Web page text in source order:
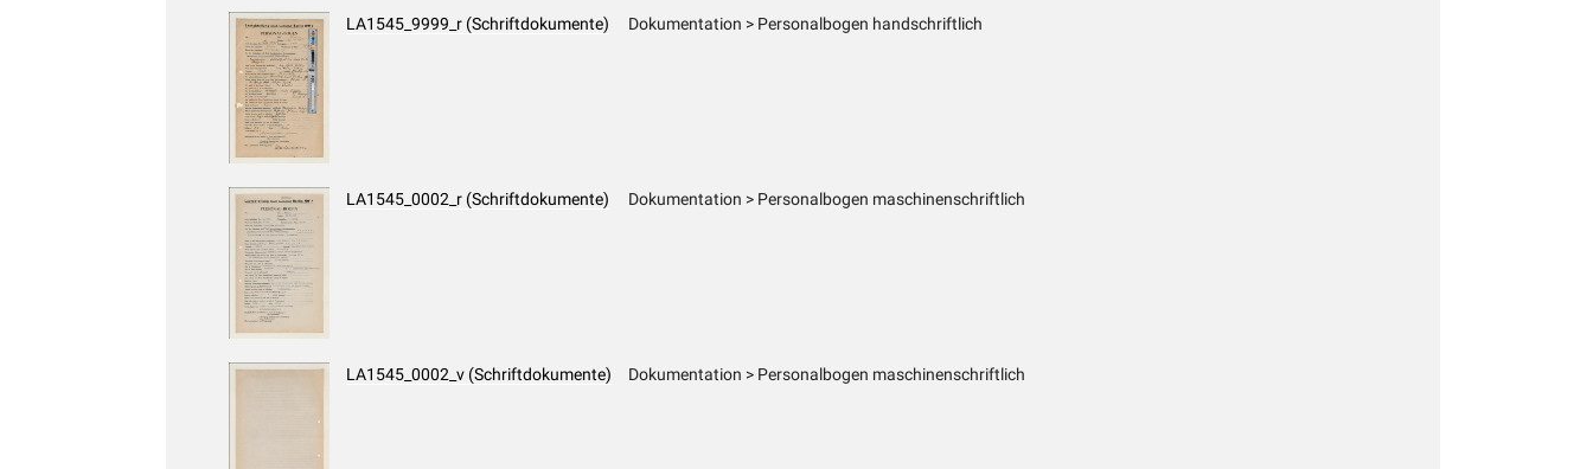
LA1545_9999_r (Schriftdokumente) Dokumentation > Personalbogen handschriftlich
LA1545_0002_r (Schriftdokumente) Dokumentation > Personalbogen maschinenschriftlich
LA1545_0002_v (Schriftdokumente) Dokumentation > Personalbogen maschinenschriftlich